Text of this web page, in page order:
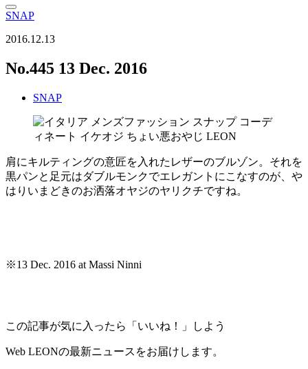
SNAP
2016.12.13
No.445 13 Dec. 2016
SNAP
肩にキルティングの意匠を入れたレザーのブルゾン。それを
黒パンと足元はダブルモンクでエレガントにこなすのが、や
はりいまどきのお洒落オヤジのヤリクチですね。
※13 Dec. 2016 at Massi Ninni
この記事が気に入ったら「いいね！」しよう
Web LEONの最新ニュースをお届けします。